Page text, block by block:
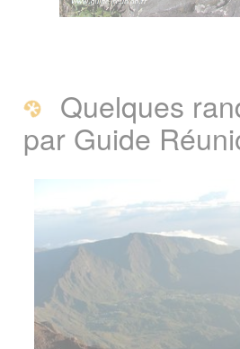
Quelques
par Guide